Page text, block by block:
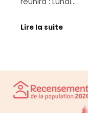
Lire la suite